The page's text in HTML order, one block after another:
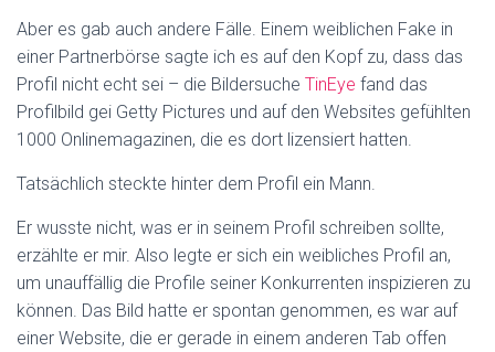
Aber es gab auch andere Fälle. Einem weiblichen Fake in
einer Partnerbörse sagte ich es auf den Kopf zu, dass das
Profil nicht echt sei – die Bildersuche TinEye fand das
Profilbild gei Getty Pictures und auf den Websites gefühlten
1000 Onlinemagazinen, die es dort lizensiert hatten.
Tatsächlich steckte hinter dem Profil ein Mann.
Er wusste nicht, was er in seinem Profil schreiben sollte,
erzählte er mir. Also legte er sich ein weibliches Profil an,
um unauffällig die Profile seiner Konkurrenten inspizieren zu
können. Das Bild hatte er spontan genommen, es war auf
einer Website, die er gerade in einem anderen Tab offen